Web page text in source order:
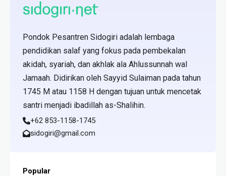
Pondok Pesantren Sidogiri adalah lembaga
pendidikan salaf yang fokus pada pembekalan
akidah, syariah, dan akhlak ala Ahlussunnah wal
Jamaah. Didirikan oleh Sayyid Sulaiman pada tahun
1745 M atau 1158 H dengan tujuan untuk mencetak
santri menjadi ibadillah as-Shalihin.
+62 853-1158-1745
sidogiri@gmail.com
Popular